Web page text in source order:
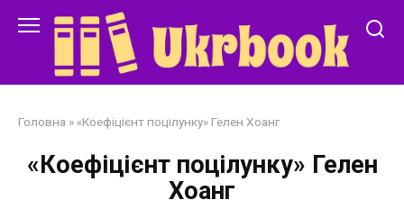
Головна » «Коефіцієнт поцілунку» Гелен Хоанг
«Коефіцієнт поцілунку» Гелен
Хоанг